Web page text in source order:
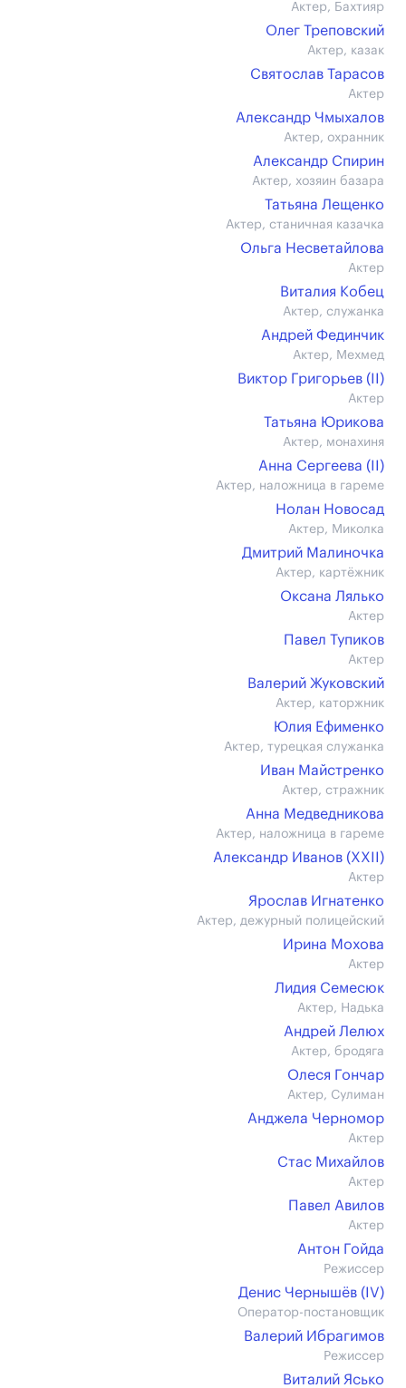
Актер, Бахтияр
Олег Треповский
Актер, казак
Святослав Тарасов
Актер
Александр Чмыхалов
Актер, охранник
Александр Спирин
Актер, хозяин базара
Татьяна Лещенко
Актер, станичная казачка
Ольга Несветайлова
Актер
Виталия Кобец
Актер, служанка
Андрей Фединчик
Актер, Мехмед
Виктор Григорьев (II)
Актер
Татьяна Юрикова
Актер, монахиня
Анна Сергеева (II)
Актер, наложница в гареме
Нолан Новосад
Актер, Миколка
Дмитрий Малиночка
Актер, картёжник
Оксана Лялько
Актер
Павел Тупиков
Актер
Валерий Жуковский
Актер, каторжник
Юлия Ефименко
Актер, турецкая служанка
Иван Майстренко
Актер, стражник
Анна Медведникова
Актер, наложница в гареме
Александр Иванов (XXII)
Актер
Ярослав Игнатенко
Актер, дежурный полицейский
Ирина Мохова
Актер
Лидия Семесюк
Актер, Надька
Андрей Лелюх
Актер, бродяга
Олеся Гончар
Актер, Сулиман
Анджела Черномор
Актер
Стас Михайлов
Актер
Павел Авилов
Актер
Антон Гойда
Режиссер
Денис Чернышёв (IV)
Оператор-постановщик
Валерий Ибрагимов
Режиссер
Виталий Ясько